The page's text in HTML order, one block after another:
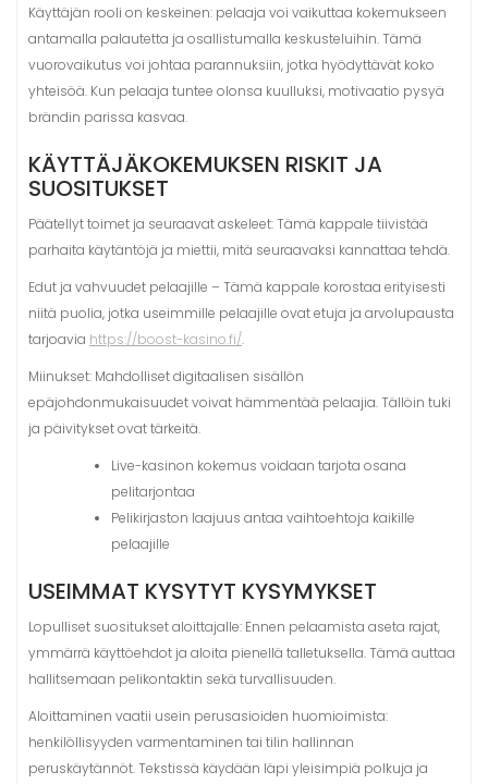
Käyttäjän rooli on keskeinen: pelaaja voi vaikuttaa kokemukseen
antamalla palautetta ja osallistumalla keskusteluihin. Tämä
vuorovaikutus voi johtaa parannuksiin, jotka hyödyttävät koko
yhteisöä. Kun pelaaja tuntee olonsa kuulluksi, motivaatio pysyä
brändin parissa kasvaa.
KÄYTTÄJÄKOKEMUKSEN RISKIT JA
SUOSITUKSET
Päätellyt toimet ja seuraavat askeleet: Tämä kappale tiivistää
parhaita käytäntöjä ja miettii, mitä seuraavaksi kannattaa tehdä.
Edut ja vahvuudet pelaajille – Tämä kappale korostaa erityisesti
niitä puolia, jotka useimmille pelaajille ovat etuja ja arvolupausta
tarjoavia https://boost-kasino.fi/.
Miinukset: Mahdolliset digitaalisen sisällön
epäjohdonmukaisuudet voivat hämmentää pelaajia. Tällöin tuki
ja päivitykset ovat tärkeitä.
Live-kasinon kokemus voidaan tarjota osana
pelitarjontaa
Pelikirjaston laajuus antaa vaihtoehtoja kaikille
pelaajille
USEIMMAT KYSYTYT KYSYMYKSET
Lopulliset suositukset aloittajalle: Ennen pelaamista aseta rajat,
ymmärrä käyttöehdot ja aloita pienellä talletuksella. Tämä auttaa
hallitsemaan pelikontaktin sekä turvallisuuden.
Aloittaminen vaatii usein perusasioiden huomioimista:
henkilöllisyyden varmentaminen tai tilin hallinnan
peruskäytännöt. Tekstissä käydään läpi yleisimpiä polkuja ja